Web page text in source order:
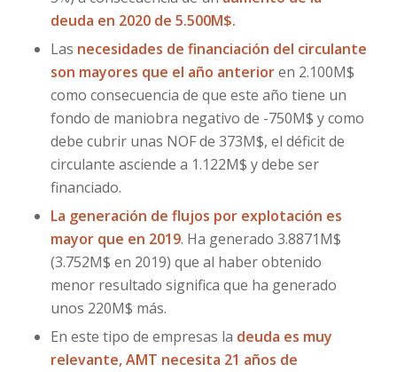
deuda en 2020 de 5.500M$.
Las necesidades de financiación del circulante
son mayores que el año anterioren 2.100M$
como consecuencia de que este año tiene un
fondo de maniobra negativo de -750M$ y como
debe cubrir unas NOF de 373M$, el déficit de
circulante asciende a 1.122M$ y debe ser
financiado.
La generación de flujos por explotación es
mayor que en 2019. Ha generado 3.8871M$
(3.752M$ en 2019) que al haber obtenido
menor resultado significa que ha generado
unos 220M$ más.
En este tipo de empresas la deuda es muy
relevante, AMT necesita 21 años de